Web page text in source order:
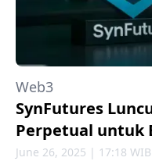
Web3
SynFutures
Perpetual untuk
June 26, 2025 | 17:18 WIB